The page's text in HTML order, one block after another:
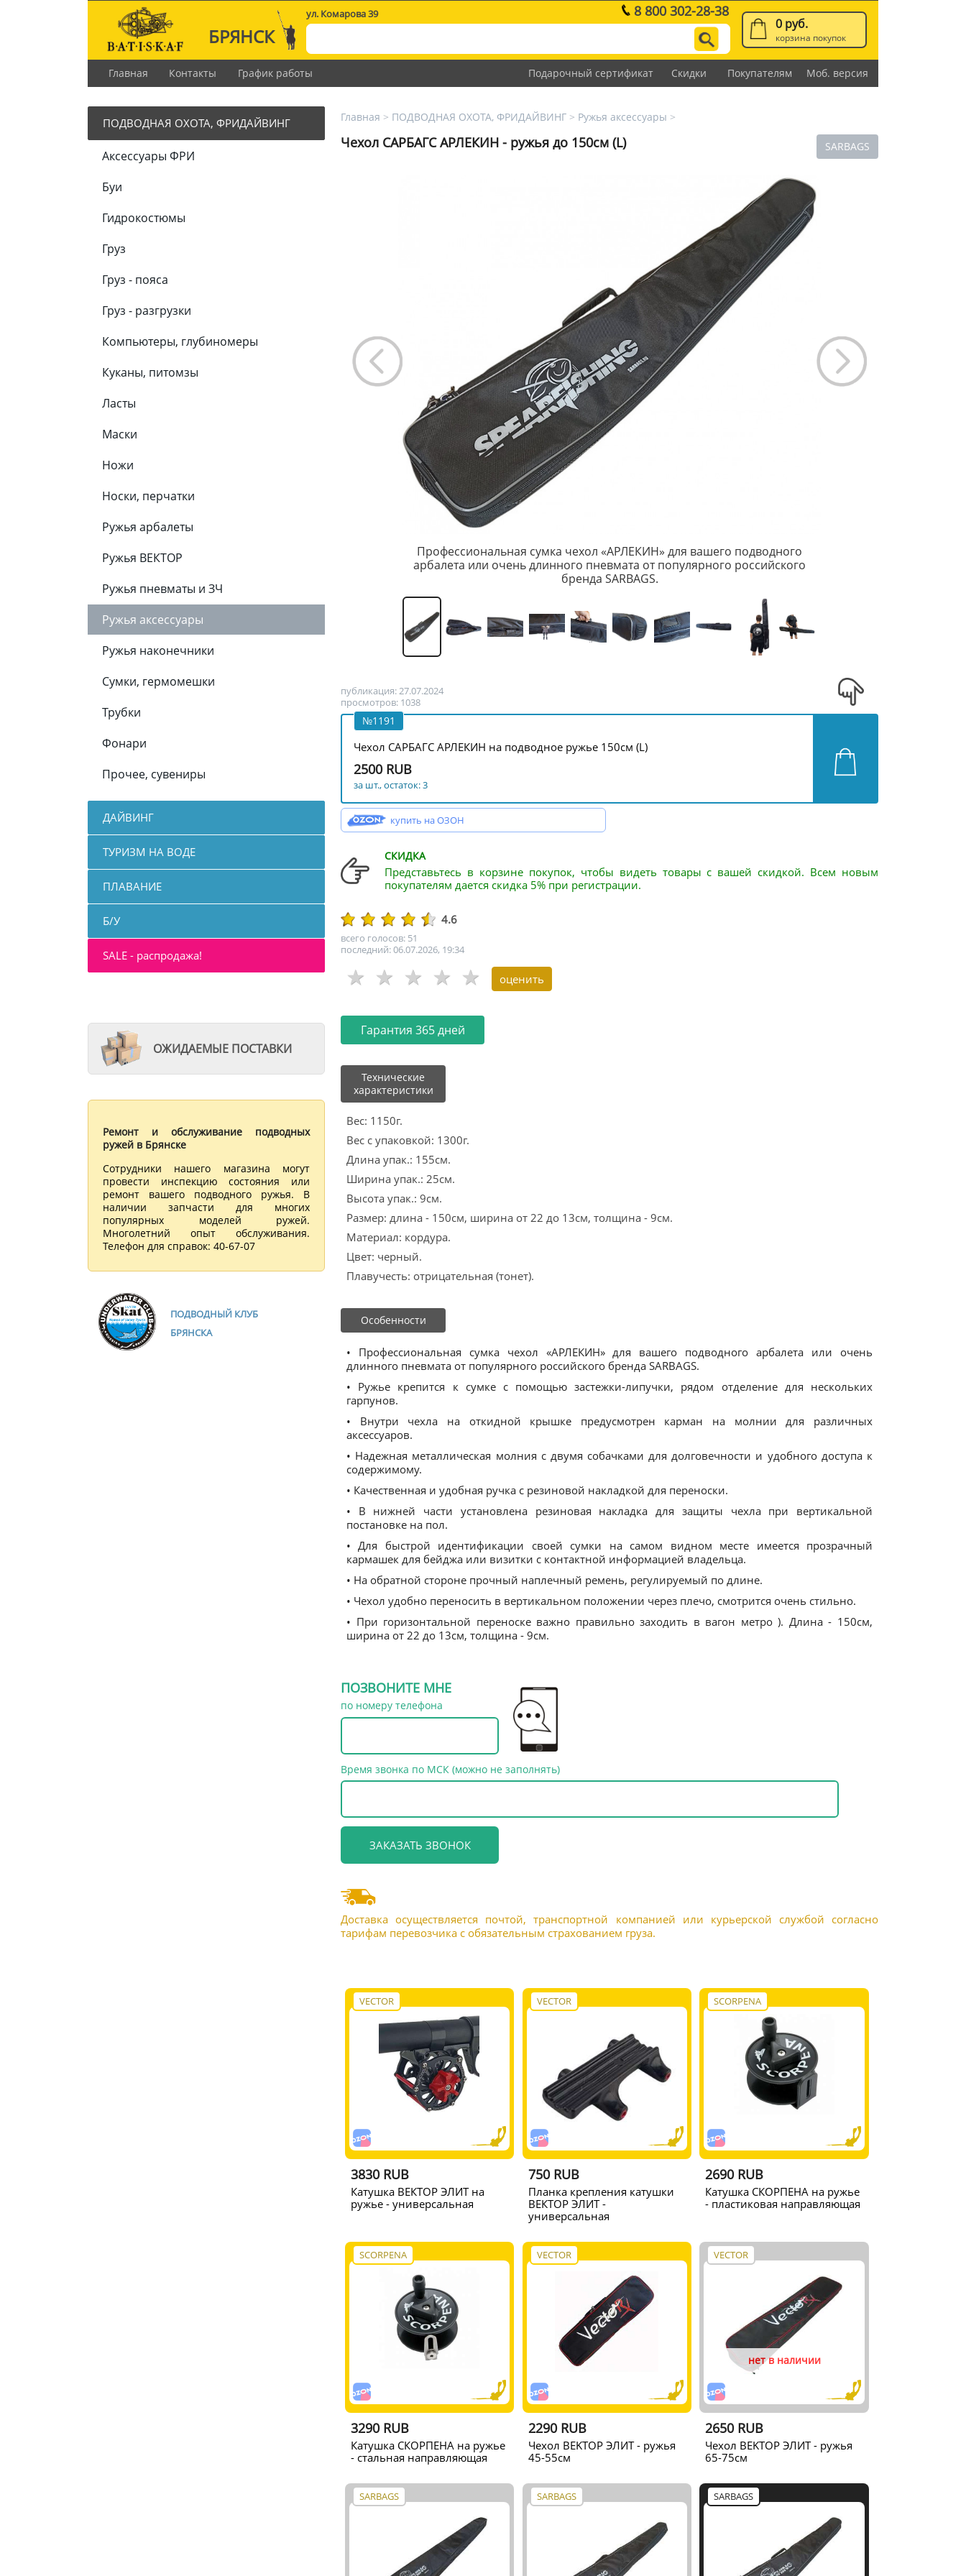
БРЯНСК
ул. Комарова 39 8 800 302-28-38
0 руб.
корзина покупок
Главная Контакты График работы Подарочный сертификат Скидки Покупателям Моб. версия
ПОДВОДНАЯ ОХОТА, ФРИДАЙВИНГ
Аксессуары ФРИ
Буи
Гидрокостюмы
Груз
Груз - пояса
Груз - разгрузки
Компьютеры, глубиномеры
Куканы, питомзы
Ласты
Маски
Ножи
Носки, перчатки
Ружья арбалеты
Ружья ВЕКТОР
Ружья пневматы и ЗЧ
Ружья аксессуары
Ружья наконечники
Сумки, гермомешки
Трубки
Фонари
Прочее, сувениры
ДАЙВИНГ
ТУРИЗМ НА ВОДЕ
ПЛАВАНИЕ
Б/У
SALE - распродажа!
ОЖИДАЕМЫЕ ПОСТАВКИ
Ремонт и обслуживание подводных
ружей в Брянске
Сотрудники нашего магазина могут
провести инспекцию состояния или
ремонт вашего подводного ружья. В
наличии запчасти для многих
популярных моделей ружей.
Многолетний опыт обслуживания.
Телефон для справок: 40-67-07
ПОДВОДНЫЙ КЛУБ
БРЯНСКА
Главная > ПОДВОДНАЯ ОХОТА, ФРИДАЙВИНГ > Ружья аксессуары >
SARBAGS
Чехол САРБАГС АРЛЕКИН - ружья до 150см (L)
Профессиональная сумка чехол «АРЛЕКИН» для вашего подводного
арбалета или очень длинного пневмата от популярного российского
бренда SARBAGS.
публикация: 27.07.2024
просмотров: 1038
№1191
Чехол САРБАГС АРЛЕКИН на подводное ружье 150см (L)
2500 RUB
за шт., остаток: 3
купить на ОЗОН
СКИДКА
Представьтесь в корзине покупок, чтобы видеть товары с вашей скидкой. Всем новым
покупателям дается скидка 5% при регистрации.
4.6
всего голосов: 51
последний: 06.07.2026, 19:34
Гарантия 365 дней
Технические
характеристики
Вес: 1150г.
Вес с упаковкой: 1300г.
Длина упак.: 155см.
Ширина упак.: 25см.
Высота упак.: 9см.
Размер: длина - 150см, ширина от 22 до 13см, толщина - 9см.
Материал: кордура.
Цвет: черный.
Плавучесть: отрицательная (тонет).
Особенности
• Профессиональная сумка чехол «АРЛЕКИН» для вашего подводного арбалета или очень
длинного пневмата от популярного российского бренда SARBAGS.
• Ружье крепится к сумке с помощью застежки-липучки, рядом отделение для нескольких
гарпунов.
• Внутри чехла на откидной крышке предусмотрен карман на молнии для различных
аксессуаров.
• Надежная металлическая молния с двумя собачками для долговечности и удобного доступа к
содержимому.
• Качественная и удобная ручка с резиновой накладкой для переноски.
• В нижней части установлена резиновая накладка для защиты чехла при вертикальной
постановке на пол.
• Для быстрой идентификации своей сумки на самом видном месте имеется прозрачный
кармашек для бейджа или визитки с контактной информацией владельца.
• На обратной стороне прочный наплечный ремень, регулируемый по длине.
• Чехол удобно переносить в вертикальном положении через плечо, смотрится очень стильно.
• При горизонтальной переноске важно правильно заходить в вагон метро ). Длина - 150см,
ширина от 22 до 13см, толщина - 9см.
ПОЗВОНИТЕ МНЕ
по номеру телефона
Время звонка по МСК (можно не заполнять)
Доставка осуществляется почтой, транспортной компанией или курьерской службой согласно
тарифам перевозчика с обязательным страхованием груза.
VECTOR
3830 RUB
Катушка ВЕКТОР ЭЛИТ на
ружье - универсальная
VECTOR
750 RUB
Планка крепления катушки
ВЕКТОР ЭЛИТ -
универсальная
SCORPENA
2690 RUB
Катушка СКОРПЕНА на ружье
- пластиковая направляющая
SCORPENA
3290 RUB
Катушка СКОРПЕНА на ружье
- стальная направляющая
VECTOR
2290 RUB
Чехол BEKTОР ЭЛИТ - ружья
45-55см
VECTOR
нет в наличии
2650 RUB
Чехол BEKTОР ЭЛИТ - ружья
65-75см
SARBAGS SARBAGS SARBAGS